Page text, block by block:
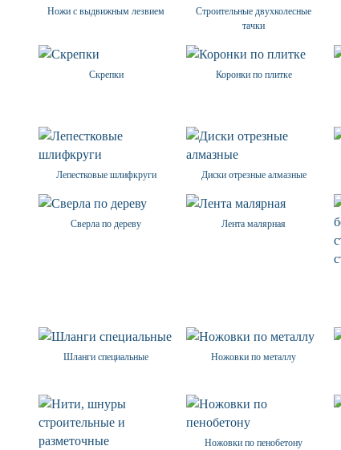
Ножи с выдвижным лезвием
Строительные двухколесные
тачки
Скрепки Коронки по плитке
Лепестковые шлифкруги Диски отрезные алмазные
Сверла по дереву Лента малярная
Шланги специальные Ножовки по металлу
Ножовки по пенобетону